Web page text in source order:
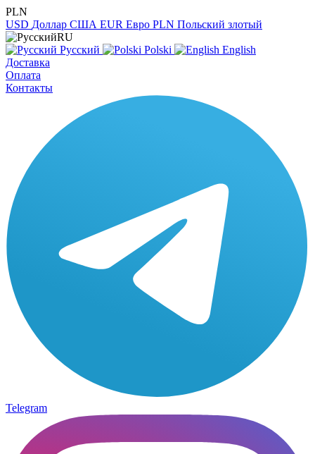
PLN
USD Доллар США EUR Евро PLN Польский злотый
RU
Русский
Polski
English
Доставка
Оплата
Контакты
Telegram